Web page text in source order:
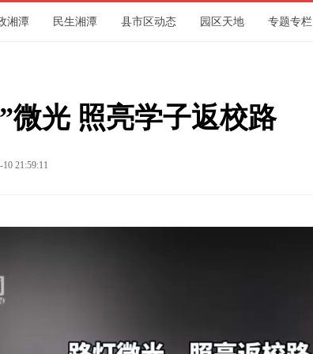
湘潭 民生湘潭 县市区动态 园区天地 专题专栏
微光 照亮学子返校路
10 21:59:11